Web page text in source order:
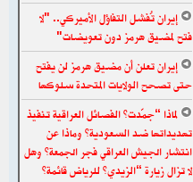
إيران تُفشل التفاؤل الأميركي.. "لا
فتح لمضيق هرمز دون تعويضات"
إيران تعلن أن مضيق هرمز لن يفتح
حتى تصحح الولايات المتحدة سلوكها
لماذا “جمّدت” الفصائل العراقية تنفيذ
تهديداتها ضد السعودية؟ وماذا عن
انتشار الجيش العراقي فجر الجمعة؟ وهل
لا تزال زيارة “الزيدي” للرياض قائمة؟